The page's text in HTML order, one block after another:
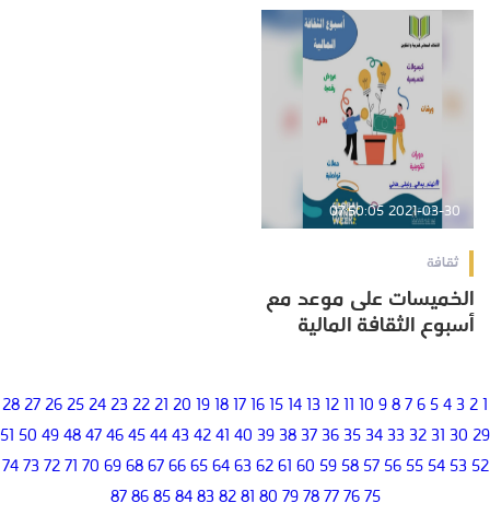
2021-03-30 07:50:05
ثقافة
الخميسات على موعد مع
أسبوع الثقافة المالية
1
2
3
4
5
6
7
8
9
10
11
12
13
14
15
16
17
18
19
20
21
22
23
24
25
26
27
28
29
30
31
32
33
34
35
36
37
38
39
40
41
42
43
44
45
46
47
48
49
50
51
52
53
54
55
56
57
58
59
60
61
62
63
64
65
66
67
68
69
70
71
72
73
74
75
76
77
78
79
80
81
82
83
84
85
86
87